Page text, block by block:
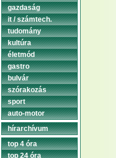
gazdaság
it / számtech.
tudomány
kultúra
életmód
gastro
bulvár
szórakozás
sport
auto-motor
hírarchívum
top 4 óra
top 24 óra